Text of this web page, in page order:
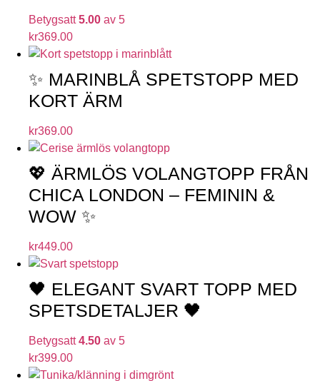
Betygsatt5.00 av 5
kr369.00
✨ MARINBLÅ SPETSTOPP MED
KORT ÄRM
kr369.00
💖 ÄRMLÖS VOLANGTOPP FRÅN
CHICA LONDON – FEMININ &
WOW ✨
kr449.00
🖤 ELEGANT SVART TOPP MED
SPETSDETALJER 🖤
Betygsatt4.50 av 5
kr399.00